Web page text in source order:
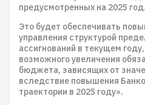
предусмотренных на 2025 год.
Это будет обеспечивать
управления структурой
ассигнований в текущем
возможного увеличения
бюджета, зависящих от
вследствие повышения
траектории в 2025 году».